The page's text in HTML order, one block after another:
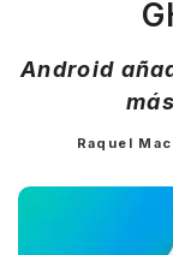
Android
Posted
Raquel